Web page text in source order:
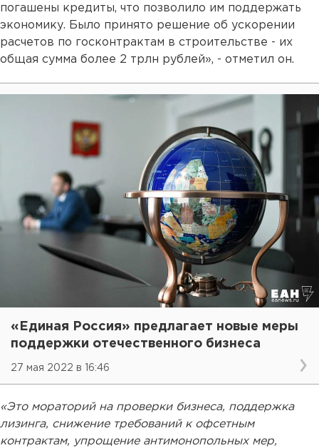
погашены кредиты, что позволило им поддержать
экономику. Было принято решение об ускорении
расчетов по госконтрактам в строительстве - их
общая сумма более 2 трлн рублей», - отметил он.
«Единая Россия» предлагает новые меры
поддержки отечественного бизнеса
27 мая 2022 в 16:46
«Это мораторий на проверки бизнеса, поддержка
лизинга, снижение требований к офсетным
контрактам, упрощение антимонопольных мер,